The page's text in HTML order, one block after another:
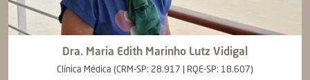
Dra. Maria Edith Marinho Lutz Vidigal
Clínica Médica (CRM-SP: 28.917 | RQE-SP: 18.607)